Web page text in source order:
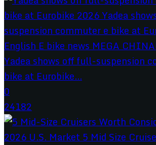
Yadea shows off full-suspension
bike at Eurobike...
0
24182